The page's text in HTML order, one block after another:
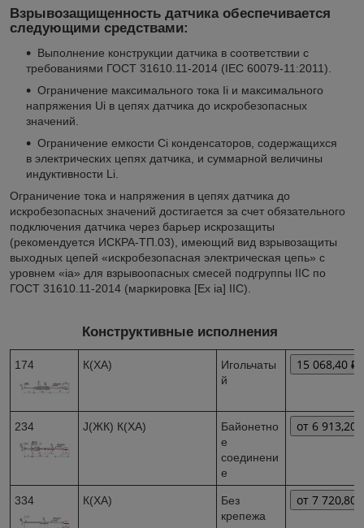
Взрывозащищенность датчика обеспечивается
следующими средствами:
Выполнение конструкции датчика в соответствии с
требованиями ГОСТ 31610.11-2014 (IEC 60079-11:2011).
Ограничение максимального тока Ii и максимального
напряжения Ui в цепях датчика до искробезопасных
значений.
Ограничение емкости Ci конденсаторов, содержащихся
в электрических цепях датчика, и суммарной величины
индуктивности Li.
Ограничение тока и напряжения в цепях датчика до
искробезопасных значений достигается за счет обязательного
подключения датчика через барьер искрозащиты
(рекомендуется ИСКРА-ТП.03), имеющий вид взрывозащиты
выходных цепей «искробезопасная электрическая цепь» с
уровнем «ia» для взрывоопасных смесей подгруппы IIC по
ГОСТ 31610.11-2014 (маркировка [Ex ia] IIC).
Конструктивные исполнения
174 К(ХА)
Игольчаты
й
15 068,40 ₽
234 J(ЖК) К(ХА)
Байонетно
е
соединени
е
от 6 913,20
334 К(ХА)
Без
крепежа
от 7 720,80